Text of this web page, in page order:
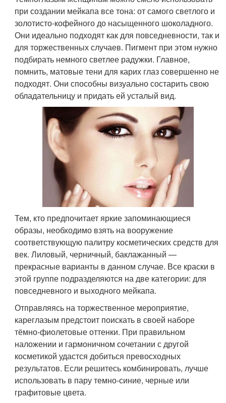
при создании мейкапа все тона: от самого светлого и
золотисто-кофейного до насыщенного шоколадного.
Они идеально подходят как для повседневности, так и
для торжественных случаев. Пигмент при этом нужно
подбирать немного светлее радужки. Главное,
помнить, матовые тени для карих глаз совершенно не
подходят. Они способны визуально состарить свою
обладательницу и придать ей усталый вид.
Тем, кто предпочитает яркие запоминающиеся
образы, необходимо взять на вооружение
соответствующую палитру косметических средств для
век. Лиловый, черничный, баклажанный —
прекрасные варианты в данном случае. Все краски в
этой группе подразделяются на две категории: для
повседневного и выходного мейкапа.
Отправляясь на торжественное мероприятие,
кареглазым предстоит поискать в своей наборе
тёмно-фиолетовые оттенки. При правильном
наложении и гармоничном сочетании с другой
косметикой удастся добиться превосходных
результатов. Если решитесь комбинировать, лучше
использовать в пару темно-синие, черные или
графитовые цвета.